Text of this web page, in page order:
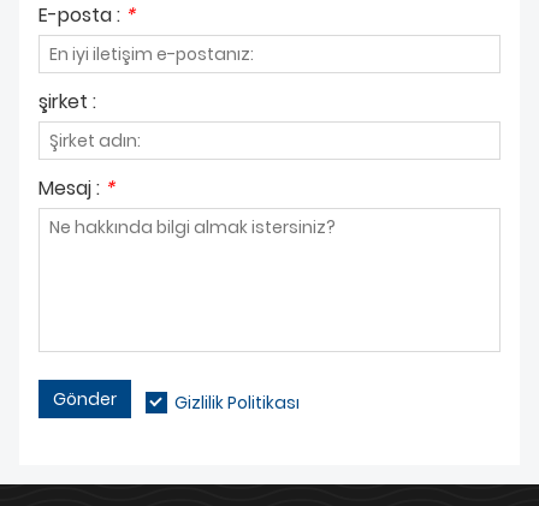
E-posta : *
şirket :
Mesaj : *
Gönder Gizlilik Politikası